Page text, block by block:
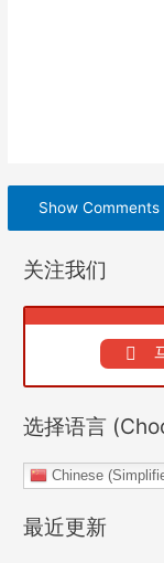
Show Comments
关注我们
选择语言
Chinese
最近更新